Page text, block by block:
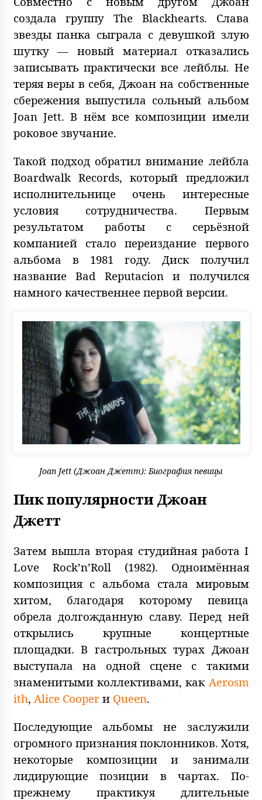
создала группу The Blackhearts. Слава
звезды панка сыграла с девушкой злую
шутку — новый материал отказались
записывать практически все лейблы. Не
теряя веры в себя, Джоан на собственные
сбережения выпустила сольный альбом
Joan Jett. В нём все композиции имели
роковое звучание.
Такой подход обратил внимание лейбла
Boardwalk Records, который предложил
исполнительнице очень интересные
условия сотрудничества. Первым
результатом работы с серьёзной
компанией стало переиздание первого
альбома в 1981 году. Диск получил
название Bad Reputacion и получился
намного качественнее первой версии.
Joan Jett (Джоан Джетт): Биография певицы
Пик популярности Джоан
Джетт
Затем вышла вторая студийная работа I
Love Rock’n’Roll (1982). Одноимённая
композиция с альбома стала мировым
хитом, благодаря которому певица
обрела долгожданную славу. Перед ней
открылись крупные концертные
площадки. В гастрольных турах Джоан
выступала на одной сцене с такими
знаменитыми коллективами, как Aerosm
ith, Alice Cooperи Queen.
Последующие альбомы не заслужили
огромного признания поклонников. Хотя,
некоторые композиции и занимали
лидирующие позиции в чартах. По-
прежнему практикуя длительные